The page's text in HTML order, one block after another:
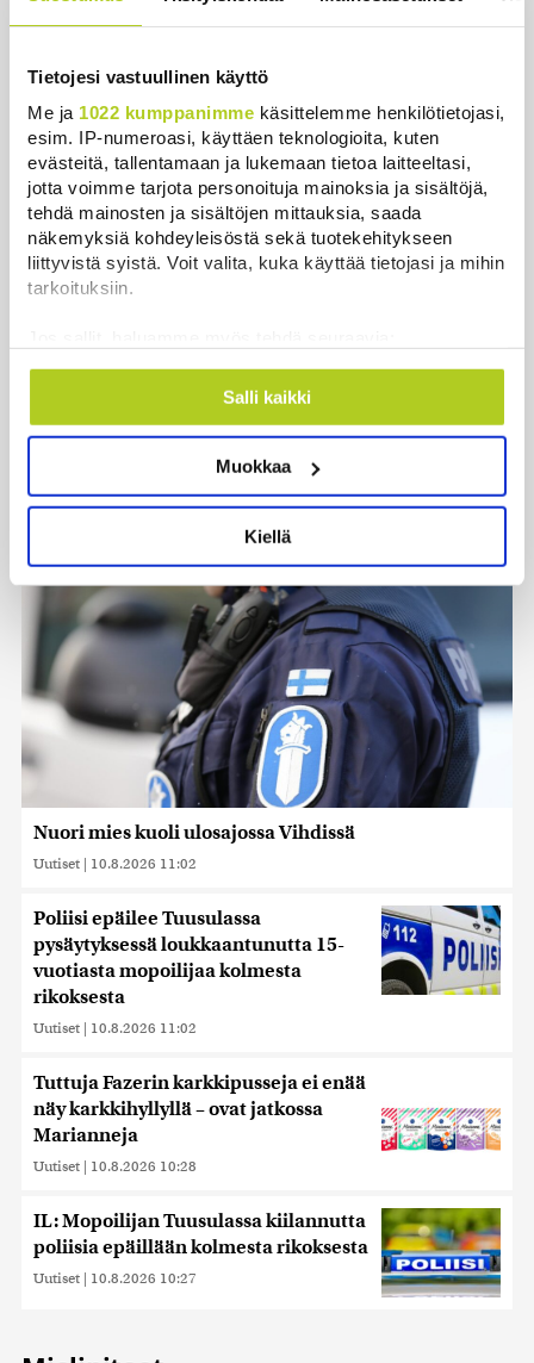
Tietojesi vastuullinen käyttö
Me ja 1022 kumppanimme käsittelemme henkilötietojasi,
esim. IP-numeroasi, käyttäen teknologioita, kuten
evästeitä, tallentamaan ja lukemaan tietoa laitteeltasi,
jotta voimme tarjota personoituja mainoksia ja sisältöjä,
tehdä mainosten ja sisältöjen mittauksia, saada
näkemyksiä kohdeyleisöstä sekä tuotekehitykseen
liittyvistä syistä. Voit valita, kuka käyttää tietojasi ja mihin
tarkoituksiin.
Kerätä tietoja maantieteellisestä sijainnistasi,
mahdollisesti muutaman metrin tarkkuudella
ominaispiirteitä aktiivisesti (sormenjäljen
Lue lisää siitä, miten henkilötietojasi käsitellään ja miten
suostumustasi tai peruuttaa sen milloin vain
evästeilmoituksessa.
Käytämme evästeitä tarjoamamme sisällön ja mainosten
räätälöimiseen, sosiaalisen median ominaisuuksien
tukemiseen ja kävijämäärämme analysoimiseen. Lisäksi
jaamme sosiaalisen median, mainosalan ja analytiikka-
alan kumppaneillemme tietoja siitä, miten käytät
sivustoamme. Kumppanimme voivat yhdistää näitä
tietoja muihin tietoihin, joita olet antanut heille tai joita on
kerätty, kun olet käyttänyt heidän palvelujaan. Tietoja
saatetaan myös siirtää ulkomaille.
Salli kaikki
Muokkaa
Kiellä
Reuters: Ukraina on tuhonnut yli
miljoona neliömetriä Wildberriesin
varastotilaa
Uutiset | 7.8.2026 21:55
Ursa on myynyt ennätysmäärän
pimennyslaseja
auringonpimennyksen edellä
Nuori mies kuoli ulosajossa Vihdissä
Uutiset | 10.8.2026 11:02
Poliisi epäilee Tuusulassa
pysäytyksessä loukkaantunutta 15-
vuotiasta mopoilijaa kolmesta
rikoksesta
Uutiset | 10.8.2026 11:02
Tuttuja Fazerin karkkipusseja ei enää
näy karkkihyllyllä – ovat jatkossa
Marianneja
Uutiset | 10.8.2026 10:28
IL: Mopoilijan Tuusulassa kiilannutta
poliisia epäillään kolmesta rikoksesta
Uutiset | 10.8.2026 10:27